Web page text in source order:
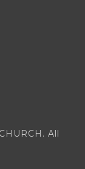
All